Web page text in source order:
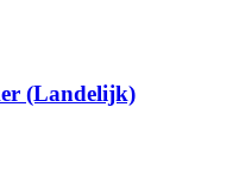
(Landelijk)